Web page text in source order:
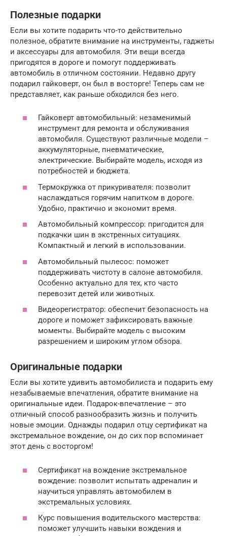
Полезные подарки
Если вы хотите подарить что-то действительно
полезное, обратите внимание на инструменты, гаджеты
и аксессуары для автомобиля. Эти вещи всегда
пригодятся в дороге и помогут поддерживать
автомобиль в отличном состоянии. Недавно другу
подарил гайковерт, он был в восторге! Теперь сам не
представляет, как раньше обходился без него.
Гайковерт автомобильный: незаменимый
инструмент для ремонта и обслуживания
автомобиля. Существуют различные модели –
аккумуляторные, пневматические,
электрические. Выбирайте модель, исходя из
потребностей и бюджета.
Термокружка от прикуривателя: позволит
наслаждаться горячим напитком в дороге.
Удобно, практично и экономит время.
Автомобильный компрессор: пригодится для
подкачки шин в экстренных ситуациях.
Компактный и легкий в использовании.
Автомобильный пылесос: поможет
поддерживать чистоту в салоне автомобиля.
Особенно актуально для тех, кто часто
перевозит детей или животных.
Видеорегистратор: обеспечит безопасность на
дороге и поможет зафиксировать важные
моменты. Выбирайте модель с высоким
разрешением и широким углом обзора.
Оригинальные подарки
Если вы хотите удивить автомобилиста и подарить ему
незабываемые впечатления, обратите внимание на
оригинальные идеи. Подарок-впечатление – это
отличный способ разнообразить жизнь и получить
новые эмоции. Однажды подарил отцу сертификат на
экстремальное вождение, он до сих пор вспоминает
этот день с восторгом!
Сертификат на вождение экстремальное
вождение: позволит испытать адреналин и
научиться управлять автомобилем в
экстремальных условиях.
Курс повышения водительского мастерства:
поможет улучшить навыки вождения и